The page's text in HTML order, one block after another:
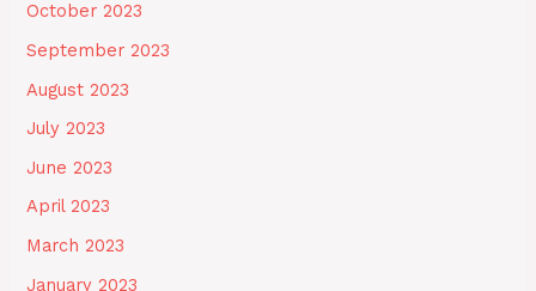
October 2023
September 2023
August 2023
July 2023
June 2023
April 2023
March 2023
January 2023